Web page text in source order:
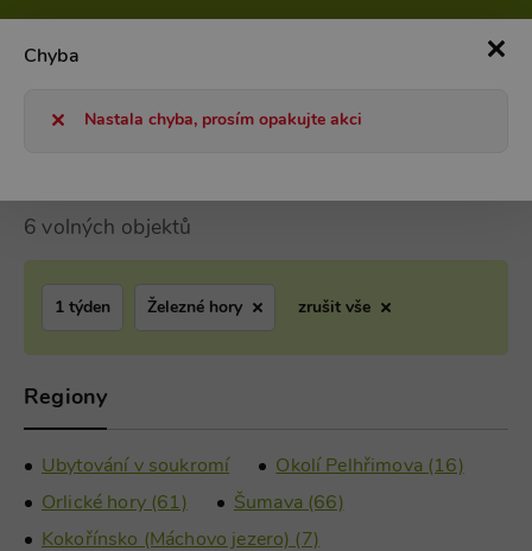
6 volných objektů
1 týden Železné hory zrušit vše
Regiony
Ubytování v soukromí
Okolí Pelhřimova (16)
Orlické hory (61)
Šumava (66)
Kokořínsko (Máchovo jezero) (7)
Chyba
Nastala chyba, prosím opakujte akci